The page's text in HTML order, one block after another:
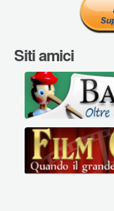
Siti amici